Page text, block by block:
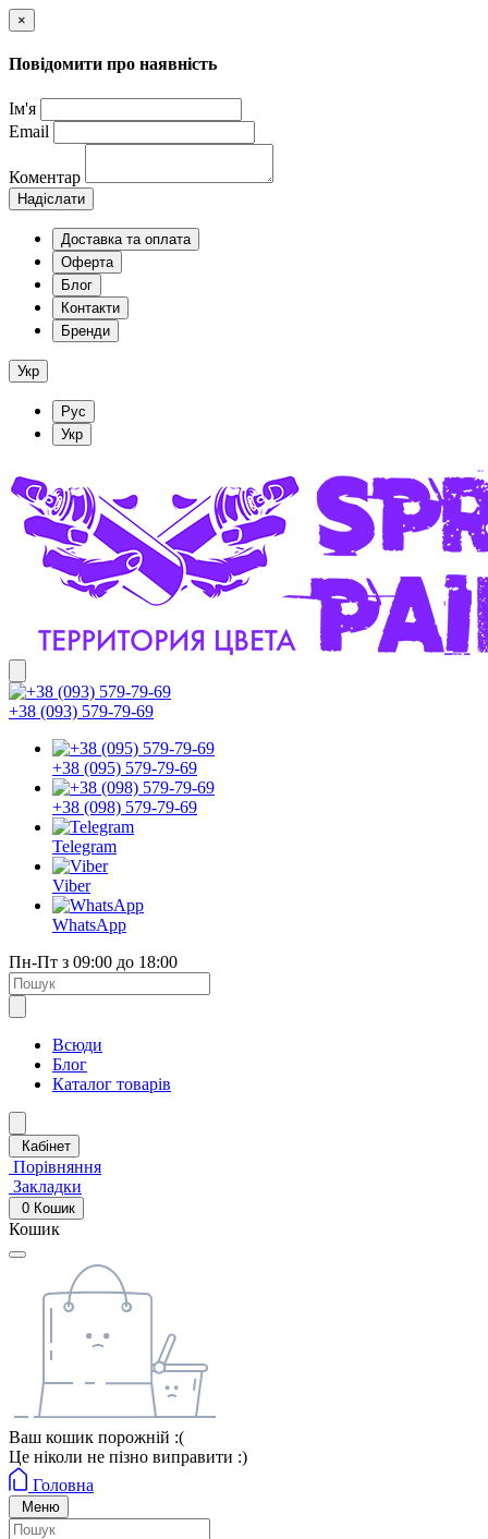
×
Повідомити про наявність
Ім'я
Email
Коментар
Надіслати
Доставка та оплата
Оферта
Блог
Контакти
Бренди
Укр
Рус
Укр
+38 (093) 579-79-69
+38 (095) 579-79-69
+38 (098) 579-79-69
Telegram
Viber
WhatsApp
Пн-Пт з 09:00 до 18:00
Всюди
Блог
Каталог товарів
Кабінет
Порівняння
Закладки
0 Кошик
Кошик
Ваш кошик порожній :(
Це ніколи не пізно виправити :)
Головна
Меню